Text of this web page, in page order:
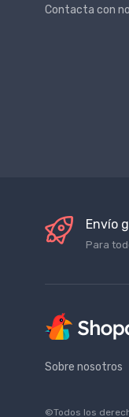
Contacta con
Envío
Para
Sobre nosotros
©Todos los